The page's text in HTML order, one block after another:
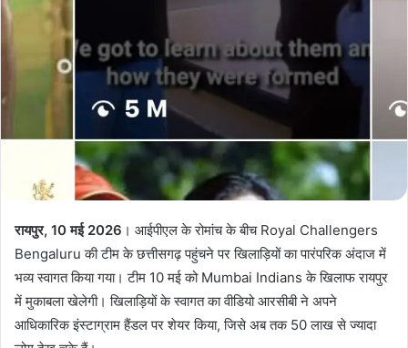
रायपुर, 10 मई 2026 । आईपीएल के रोमांच के बीच Royal Challengers
Bengaluru की टीम के छत्तीसगढ़ पहुंचने पर खिलाड़ियों का पारंपरिक अंदाज में
भव्य स्वागत किया गया। टीम 10 मई को Mumbai Indians के खिलाफ रायपुर
में मुकाबला खेलेगी। खिलाड़ियों के स्वागत का वीडियो आरसीबी ने अपने
आधिकारिक इंस्टाग्राम हैंडल पर शेयर किया, जिसे अब तक 50 लाख से ज्यादा